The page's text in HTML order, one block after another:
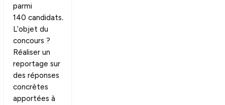
parmi
140 candidats.
L’objet du
concours ?
Réaliser un
reportage sur
des réponses
concrètes
apportées à